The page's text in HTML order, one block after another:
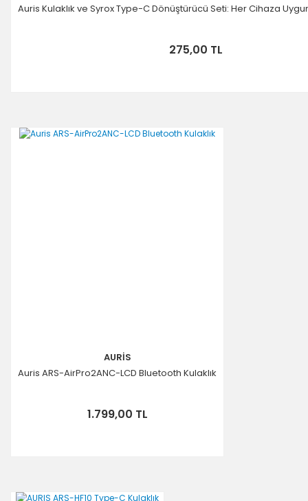
Auris Kulaklık ve Syrox Type-C Dönüştürücü Seti: Her Cihaza
275,00 TL
AURİS
Auris ARS-AirPro2ANC-LCD Bluetooth Kulaklık
1.799,00 TL